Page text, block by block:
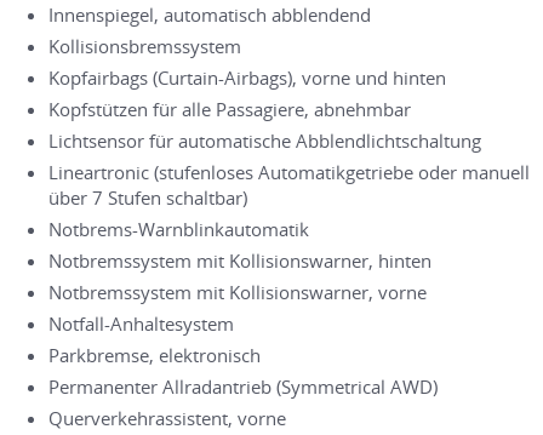
Innenspiegel, automatisch abblendend
Kollisionsbremssystem
Kopfairbags (Curtain-Airbags), vorne und hinten
Kopfstützen für alle Passagiere, abnehmbar
Lichtsensor für automatische Abblendlichtschaltung
Lineartronic (stufenloses Automatikgetriebe oder manuell
über 7 Stufen schaltbar)
Notbrems-Warnblinkautomatik
Notbremssystem mit Kollisionswarner, hinten
Notbremssystem mit Kollisionswarner, vorne
Notfall-Anhaltesystem
Parkbremse, elektronisch
Permanenter Allradantrieb (Symmetrical AWD)
Querverkehrassistent, vorne